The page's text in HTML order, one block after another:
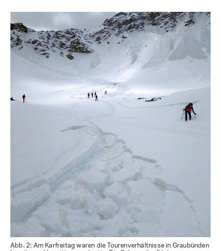
Abb. 2: Am Karfreitag waren die Tourenverhältnisse in Graubünden